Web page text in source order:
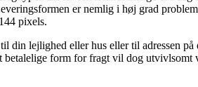
er nemlig i høj grad
pixels.
din lejlighed eller hus eller til adressen
form for fragt vil dog